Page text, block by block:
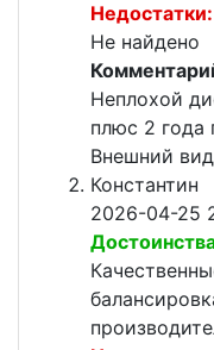
Недостатки:
Не найдено
Неплохой
плюс 2 года
Внешний
Константин
2026-04-25